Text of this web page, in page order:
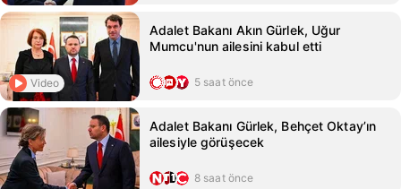
Video
Adalet Bakanı Akın Gürlek, Uğur
Mumcu'nun ailesini kabul etti
5 saat önce
Adalet Bakanı Gürlek, Behçet Oktay’ın
ailesiyle görüşecek
8 saat önce